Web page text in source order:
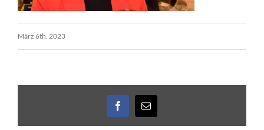
März 6th. 2023
Facebook
E-
Mail